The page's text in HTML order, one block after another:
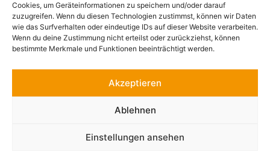
Cookies, um Geräteinformationen zu speichern und/oder darauf
zuzugreifen. Wenn du diesen Technologien zustimmst, können wir Daten
wie das Surfverhalten oder eindeutige IDs auf dieser Website verarbeiten.
Wenn du deine Zustimmung nicht erteilst oder zurückziehst, können
bestimmte Merkmale und Funktionen beeinträchtigt werden.
Akzeptieren
Ablehnen
Einstellungen ansehen